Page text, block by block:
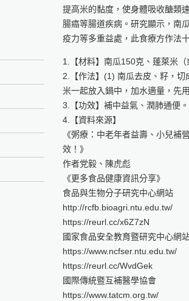
提高米的黏度，使身體吸收醣類
腸癌等腸道疾病。研究顯示，南
疫力等多重益處，此食療方作法
1.【材料】南瓜150克、蓬萊米
2.【作法】(1) 南瓜去皮、籽，
米一起放入鍋中，加水適量，先
3.【功效】補中益氣、潤肺通便。
4.【資料來源】
《粥療：中老年者益壽、小兒補
效！》
作者党毅、陳虎彪
《更多食品健康資訊分享》
食品與生物分子研究中心網站
http://rcfb.bioagri.ntu.edu.tw/
https://reurl.cc/x6Z7zN
國家食品安全教育暨研究中心網
https://www.ncfser.ntu.edu.tw/
https://reurl.cc/WvdGek
國際傳統暨互補醫學協會
https://www.tatcm.org.tw/